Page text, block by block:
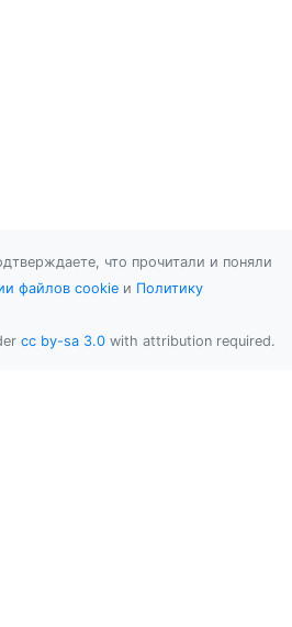
что прочитали и поняли
файлов cookie и Политику
cc by-sa 3.0 with attribution required.